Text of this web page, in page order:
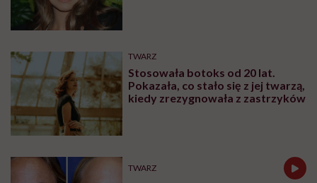
TWARZ
Stosowała botoks od 20 lat.
Pokazała, co stało się z jej twarzą,
kiedy zrezygnowała z zastrzyków
TWARZ